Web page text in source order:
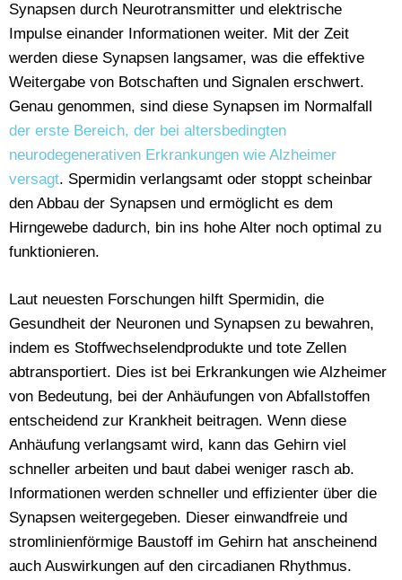
Synapsen durch Neurotransmitter und elektrische
Impulse einander Informationen weiter. Mit der Zeit
werden diese Synapsen langsamer, was die effektive
Weitergabe von Botschaften und Signalen erschwert.
Genau genommen, sind diese Synapsen im Normalfall
der erste Bereich, der bei altersbedingten
neurodegenerativen Erkrankungen wie Alzheimer
versagt. Spermidin verlangsamt oder stoppt scheinbar
den Abbau der Synapsen und ermöglicht es dem
Hirngewebe dadurch, bin ins hohe Alter noch optimal zu
funktionieren.
Laut neuesten Forschungen hilft Spermidin, die
Gesundheit der Neuronen und Synapsen zu bewahren,
indem es Stoffwechselendprodukte und tote Zellen
abtransportiert. Dies ist bei Erkrankungen wie Alzheimer
von Bedeutung, bei der Anhäufungen von Abfallstoffen
entscheidend zur Krankheit beitragen. Wenn diese
Anhäufung verlangsamt wird, kann das Gehirn viel
schneller arbeiten und baut dabei weniger rasch ab.
Informationen werden schneller und effizienter über die
Synapsen weitergegeben. Dieser einwandfreie und
stromlinienförmige Baustoff im Gehirn hat anscheinend
auch Auswirkungen auf den circadianen Rhythmus.